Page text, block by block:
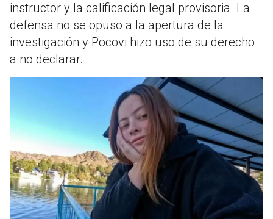
instructor y la calificación legal provisoria. La
defensa no se opuso a la apertura de la
investigación y Pocovi hizo uso de su derecho
a no declarar.